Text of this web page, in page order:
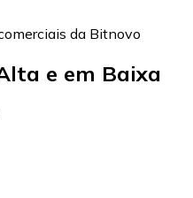
da Bitnovo
e em Baixa